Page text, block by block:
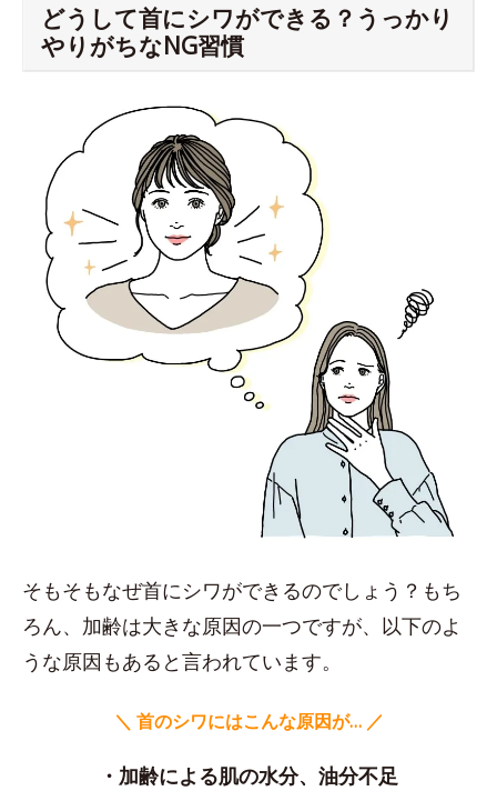
どうして首にシワができる？うっかり
やりがちなNG習慣
そもそもなぜ首にシワができるのでしょう？もち
ろん、加齢は大きな原因の一つですが、以下のよ
うな原因もあると言われています。
＼ 首のシワにはこんな原因が… ／
・加齢による肌の水分、油分不足